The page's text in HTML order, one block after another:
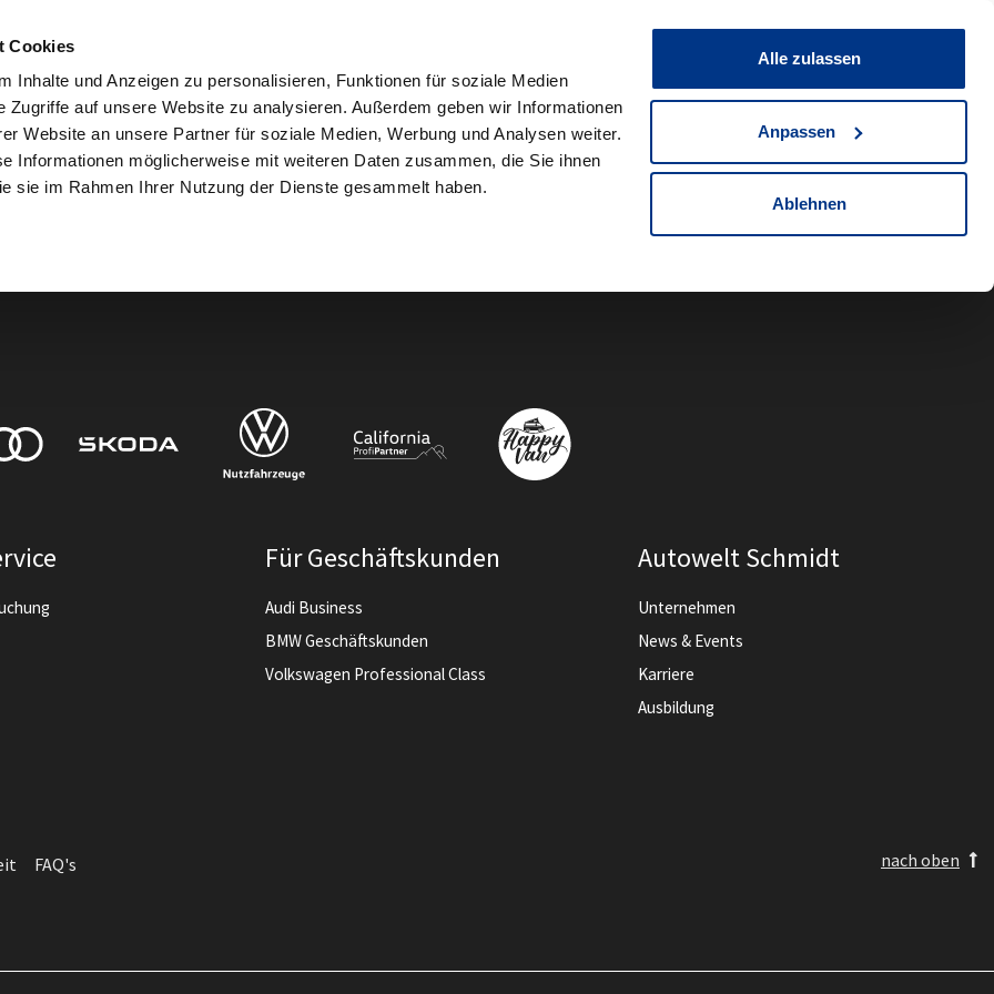
Cookies
Inhalte und Anzeigen zu personalisieren, Funktionen für soziale Medien
Zugriffe auf unsere Website zu analysieren. Außerdem geben wir Informationen
Website an unsere Partner für soziale Medien, Werbung und Analysen weiter.
Informationen möglicherweise mit weiteren Daten zusammen, die Sie ihnen
sie im Rahmen Ihrer Nutzung der Dienste gesammelt haben.
Alle zulassen
Anpassen
Ablehnen
Fahrzeug teilen Merkliste
Für Geschäftskunden
Audi Business
BMW Geschäftskunden
Volkswagen Professional Class
Autowelt Schmidt
Unternehmen
News & Events
Karriere
Ausbildung
FAQ's nach oben